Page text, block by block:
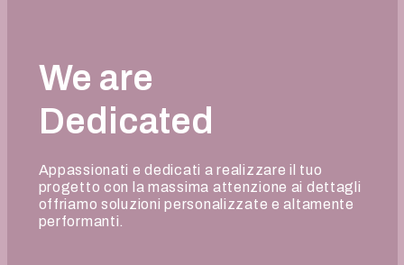
We are
Dedicated
Appassionati e dedicati a realizzare il tuo
progetto con la massima attenzione ai dettagli
offriamo soluzioni personalizzate e altamente
performanti.